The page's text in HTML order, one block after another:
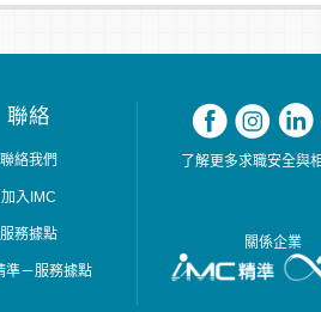
聯絡
聯絡我們
加入IMC
服務據點
準－服務據點
了解更多求職安全與
關係企業